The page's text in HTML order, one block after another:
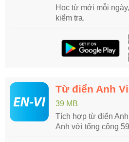
Học từ mới mỗi
kiểm tra.
Từ điển Anh
39 MB
Tích hợp từ điển
Anh với tổng cộng